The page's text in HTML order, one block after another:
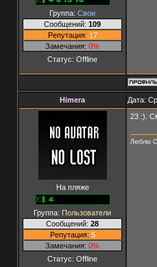
Группа: Свои
Сообщений: 109
Репутация: 17
Замечания: 0%
Статус: Offline
Himera Дата:
На пляже
Группа: Пользователи
Сообщений: 28
Репутация: 5
Замечания: 0%
Статус: Offline
23 :).
Люблю